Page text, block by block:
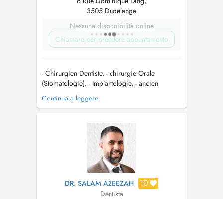
3505 Dudelange
Nessuna disponibilità online
Chiamare per prendere appuntamento
- Chirurgien Dentiste. - chirurgie Orale
(Stomatologie). - Implantologie. - ancien
praticien attaché à l'hôpital d'Argenteuil (Ile-de-
France) en service Stomatologie et chirurgie
chirurgie réparatrice. - Stage en chirurgie
Maxillo- Faciale et Traumatol...
Continua a leggere
DR. SALAM AZEEZAH 10
Dentista